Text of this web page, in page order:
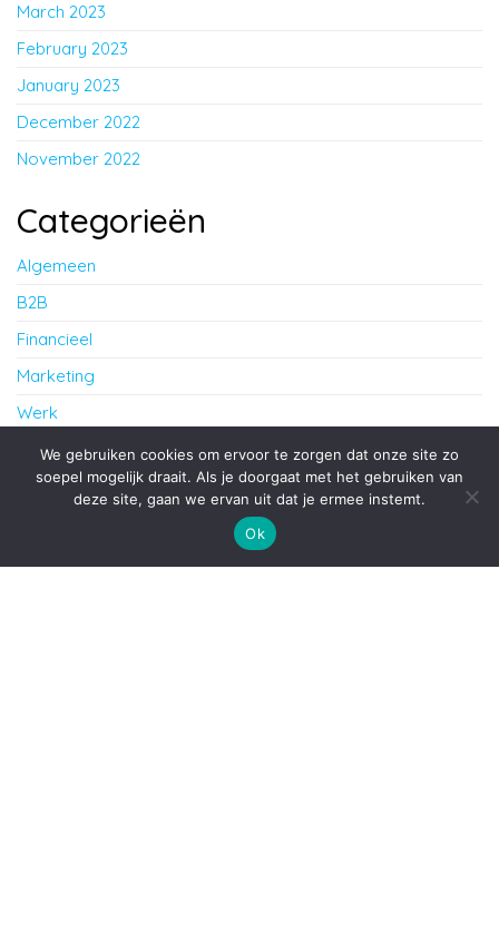
March 2023
February 2023
January 2023
December 2022
November 2022
Categorieën
Algemeen
B2B
Financieel
Marketing
Werk
Zakelijk
WordPress
We gebruiken cookies om ervoor te zorgen dat onze site zo
soepel mogelijk draait. Als je doorgaat met het gebruiken van
deze site, gaan we ervan uit dat je ermee instemt.
Ok